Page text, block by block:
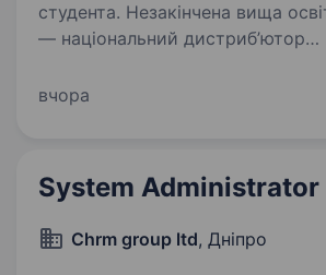
студента. Незакінчена вища освіта.
— національний дистриб’ютор
в силу нашої команди та
вчора
System Administrator
Chrm group ltd, Дніпро